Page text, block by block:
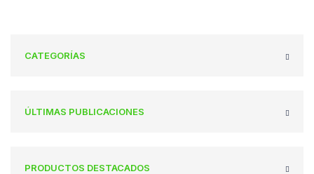
CATEGORÍAS
ÚLTIMAS PUBLICACIONES
PRODUCTOS DESTACADOS